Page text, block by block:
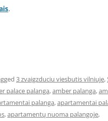
.
3 zvaigzduciu viesbutis vilniuje,
palace palanga,amber palanga,
palanga,apartamentai
,apartamentų nuoma palangoje,